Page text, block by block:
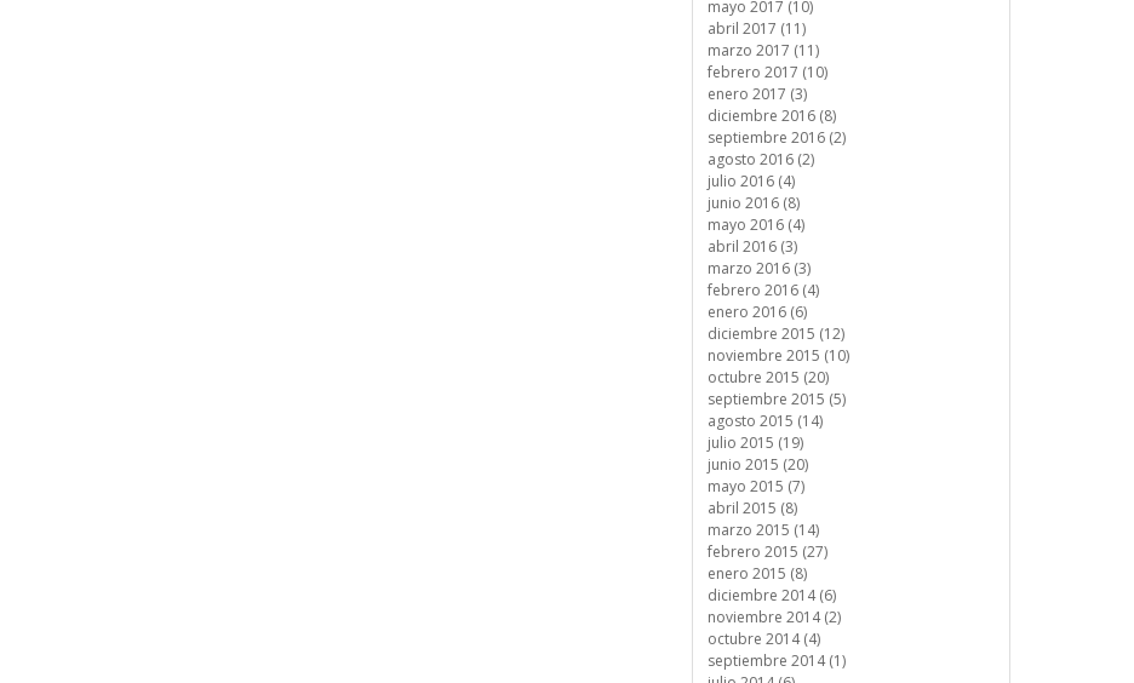
mayo 2017 (10)
abril 2017 (11)
marzo 2017 (11)
febrero 2017 (10)
enero 2017 (3)
diciembre 2016 (8)
septiembre 2016 (2)
agosto 2016 (2)
julio 2016 (4)
junio 2016 (8)
mayo 2016 (4)
abril 2016 (3)
marzo 2016 (3)
febrero 2016 (4)
enero 2016 (6)
diciembre 2015 (12)
noviembre 2015 (10)
octubre 2015 (20)
septiembre 2015 (5)
agosto 2015 (14)
julio 2015 (19)
junio 2015 (20)
mayo 2015 (7)
abril 2015 (8)
marzo 2015 (14)
febrero 2015 (27)
enero 2015 (8)
diciembre 2014 (6)
noviembre 2014 (2)
octubre 2014 (4)
septiembre 2014 (1)